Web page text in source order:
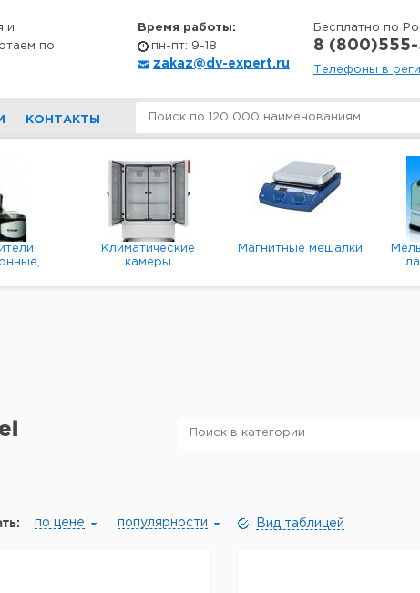
и
по
Время работы:
пн-пт: 9-18
zakaz@dv-expert.ru
Бесплатно по
8 (800)555-
Телефоны в
КОНТАКТЫ
Климатические
камеры
Магнитные мешалки
по цене популярности Вид таблицей